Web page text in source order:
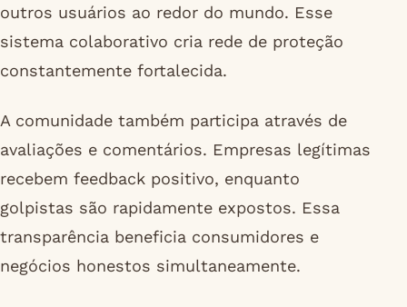
outros usuários ao redor do mundo. Esse
sistema colaborativo cria rede de proteção
constantemente fortalecida.
A comunidade também participa através de
avaliações e comentários. Empresas legítimas
recebem feedback positivo, enquanto
golpistas são rapidamente expostos. Essa
transparência beneficia consumidores e
negócios honestos simultaneamente.